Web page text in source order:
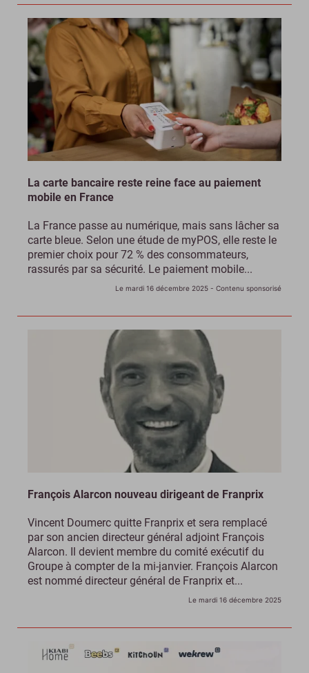
La carte bancaire reste reine face au paiement
mobile en France
La France passe au numérique, mais sans lâcher sa
carte bleue. Selon une étude de myPOS, elle reste le
premier choix pour 72 % des consommateurs,
rassurés par sa sécurité. Le paiement mobile...
Le mardi 16 décembre 2025 - Contenu sponsorisé
François Alarcon nouveau dirigeant de Franprix
Vincent Doumerc quitte Franprix et sera remplacé
par son ancien directeur général adjoint François
Alarcon. Il devient membre du comité exécutif du
Groupe à compter de la mi-janvier. François Alarcon
est nommé directeur général de Franprix et...
Le mardi 16 décembre 2025